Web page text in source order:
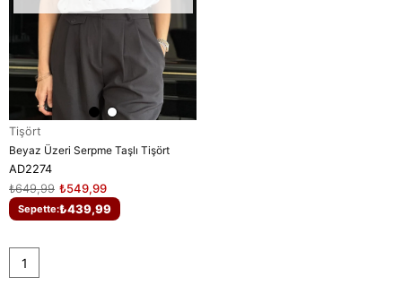
Tişört
Beyaz Üzeri Serpme Taşlı Tişört
AD2274
₺549,99
₺649,99
Sepette:₺439,99
1